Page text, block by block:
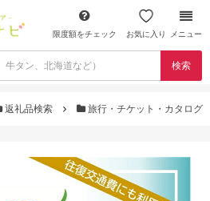
限度額をチェック お気に入り メニュー
検索
返礼品検索 旅行・チケット・カタログ